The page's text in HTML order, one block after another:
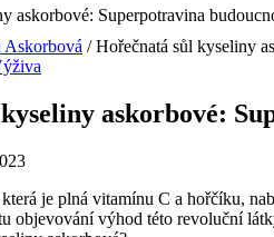
Askorbová / Hořečnatá sůl kyseliny
askorbové:
je plná vitamínu C a hořčíku,
objevování výhod této revoluční